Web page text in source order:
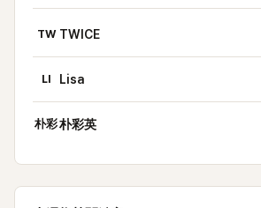
TW TWICE
LI Lisa
朴彩朴彩英